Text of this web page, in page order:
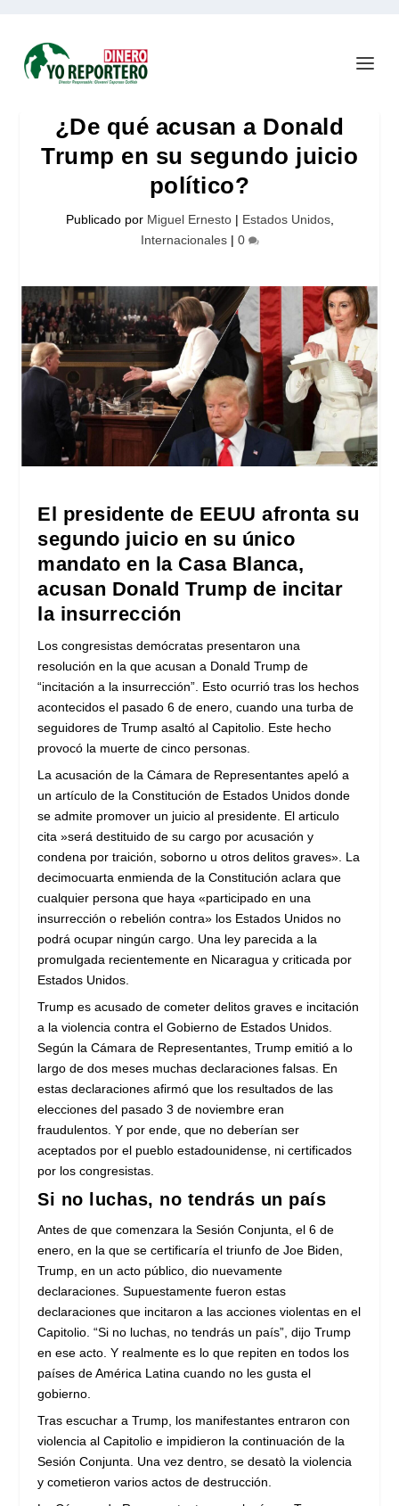
¿De qué acusan a Donald
Trump en su segundo juicio
político?
Publicado por Miguel Ernesto| Estados Unidos,
Internacionales| 0
El presidente de EEUU afronta su
segundo juicio en su único
mandato en la Casa Blanca,
acusan Donald Trump de incitar
la insurrección
Los congresistas demócratas presentaron una
resolución en la que acusan a Donald Trump de
“incitación a la insurrección”. Esto ocurrió tras los hechos
acontecidos el pasado 6 de enero, cuando una turba de
seguidores de Trump asaltó al Capitolio. Este hecho
provocó la muerte de cinco personas.
La acusación de la Cámara de Representantes apeló a
un artículo de la Constitución de Estados Unidos donde
se admite promover un juicio al presidente. El articulo
cita »será destituido de su cargo por acusación y
condena por traición, soborno u otros delitos graves». La
decimocuarta enmienda de la Constitución aclara que
cualquier persona que haya «participado en una
insurrección o rebelión contra» los Estados Unidos no
podrá ocupar ningún cargo. Una ley parecida a la
promulgada recientemente en Nicaragua y criticada por
Estados Unidos.
Trump es acusado de cometer delitos graves e incitación
a la violencia contra el Gobierno de Estados Unidos.
Según la Cámara de Representantes, Trump emitió a lo
largo de dos meses muchas declaraciones falsas. En
estas declaraciones afirmó que los resultados de las
elecciones del pasado 3 de noviembre eran
fraudulentos. Y por ende, que no deberían ser
aceptados por el pueblo estadounidense, ni certificados
por los congresistas.
Si no luchas, no tendrás un país
Antes de que comenzara la Sesión Conjunta, el 6 de
enero, en la que se certificaría el triunfo de Joe Biden,
Trump, en un acto público, dio nuevamente
declaraciones. Supuestamente fueron estas
declaraciones que incitaron a las acciones violentas en el
Capitolio. “Si no luchas, no tendrás un país”, dijo Trump
en ese acto. Y realmente es lo que repiten en todos los
países de América Latina cuando no les gusta el
gobierno.
Tras escuchar a Trump, los manifestantes entraron con
violencia al Capitolio e impidieron la continuación de la
Sesión Conjunta. Una vez dentro, se desatò la violencia
y cometieron varios actos de destrucción.